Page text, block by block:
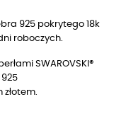
925 pokrytego 18k
roboczych.
SWAROVSKI®
925